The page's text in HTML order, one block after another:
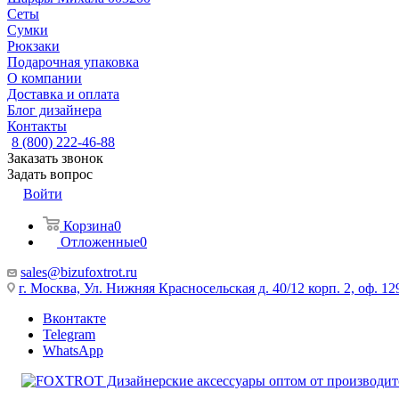
Сеты
Сумки
Рюкзаки
Подарочная упаковка
О компании
Доставка и оплата
Блог дизайнера
Контакты
8 (800) 222-46-88
Заказать звонок
Задать вопрос
Войти
Корзина0
Отложенные0
sales@bizufoxtrot.ru
г. Москва, Ул. Нижняя Красносельская д. 40/12 корп. 2, оф.
Вконтакте
Telegram
WhatsApp